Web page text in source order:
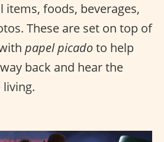
items, foods, beverages,
These are set on top of
papel picadoto help
back and hear the
living.